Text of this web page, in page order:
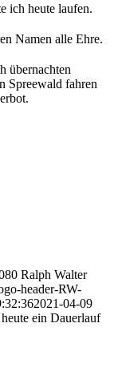
ich heute laufen.
Namen alle Ehre.
übernachten
Spreewald fahren
Ralph Walter
header-RW-
2021-04-09
ein Dauerlauf